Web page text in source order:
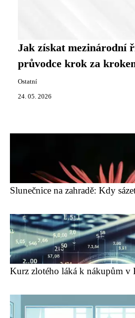
Jak získat mezinárodní
průvodce krok za
Ostatní
24. 05. 2026
Slunečnice na zahradě: Kdy
Kurz zlotého láká k nákupům v